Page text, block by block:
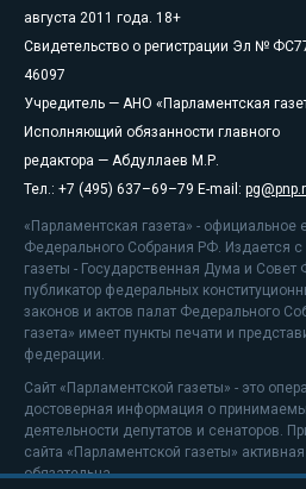
августа 2011 года. 18+
Свидетельство о регистрации Эл №
46097
Учредитель — АНО «Парламентская
Исполняющий обязанности главного
редактора — Абдуллаев М.Р.
Тел.: +7 (495) 637–69–79 E-mail:
«Парламентская газета» -
Федерального Собрания РФ. Издается с
газеты - Государственная Дума и
публикатор федеральных
законов и актов палат Федерального
газета» имеет пункты печати и
федерации.
Сайт «Парламентской газеты» - это
достоверная информация о
деятельности депутатов и сенаторов.
сайта «Парламентской газеты»
обязательна.